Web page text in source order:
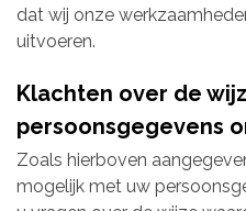
dat wij onze
uitvoeren.
Klachten over de
persoonsgegevens
Zoals hierboven
mogelijk met uw